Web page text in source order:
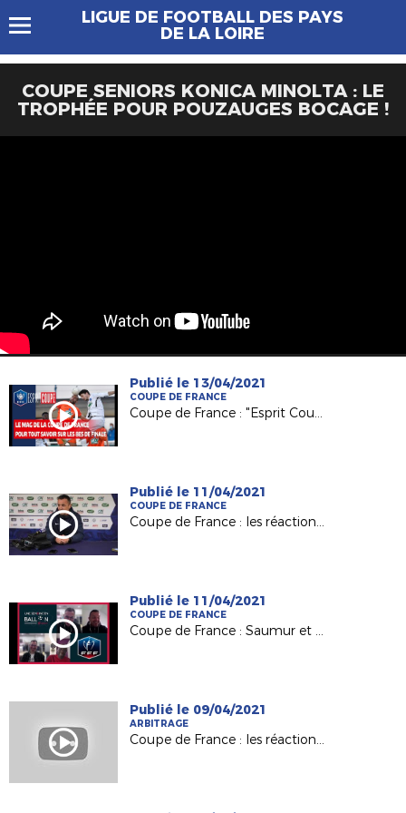
LIGUE DE FOOTBALL DES PAYS
DE LA LOIRE
COUPE SENIORS KONICA MINOLTA : LE
TROPHÉE POUR POUZAUGES BOCAGE !
Publié le 13/04/2021
COUPE DE FRANCE
Coupe de France : "Esprit Coupe", zoom sur les 8es de finale !
Publié le 11/04/2021
COUPE DE FRANCE
Coupe de France : les réactions après Saumur-Toulouse !
Publié le 11/04/2021
COUPE DE FRANCE
Coupe de France : Saumur et Châteaubriant, le jour d'après
Publié le 09/04/2021
ARBITRAGE
Coupe de France : les réactions après Saumur-Toulouse !